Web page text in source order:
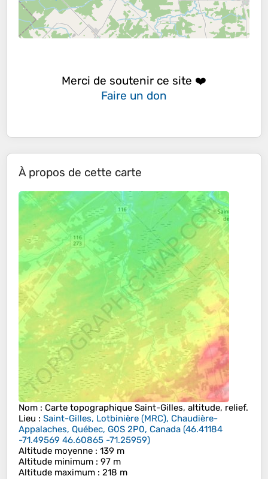
Merci de soutenir ce site ❤️
Faire un don
À propos de cette carte
Nom : Carte topographique Saint-Gilles, altitude, relief.
Lieu : Saint-Gilles, Lotbinière (MRC), Chaudière-
Appalaches, Québec, G0S 2P0, Canada (46.41184
-71.49569 46.60865 -71.25959)
Altitude moyenne : 139 m
Altitude minimum : 97 m
Altitude maximum : 218 m